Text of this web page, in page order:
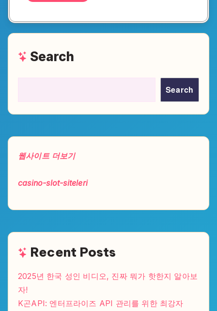
Search
Search
웹사이트 더보기
casino-slot-siteleri
Recent Posts
2025년 한국 성인 비디오, 진짜 뭐가 핫한지 알아보
자!
K곤API: 엔터프라이즈 API 관리를 위한 최강자